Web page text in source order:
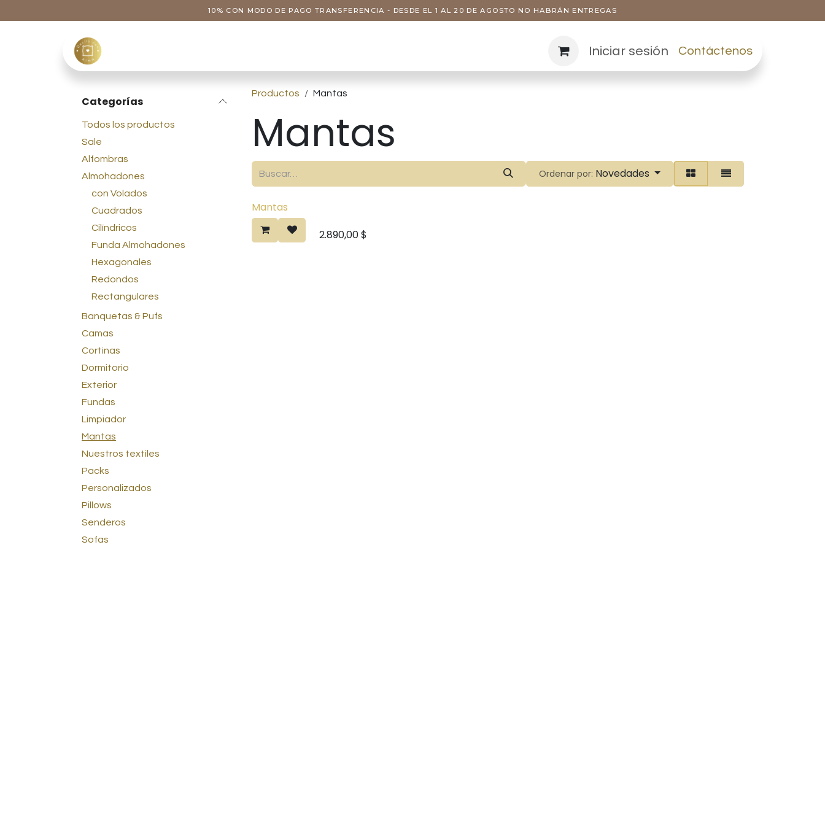
10% CON MODO DE PAGO TRANSFERENCIA - DESDE EL 1 AL 20 DE AGOSTO NO HABRÁN ENTREGAS
Iniciar sesión Contáctenos
Categorías
Todos los productos
Sale
Alfombras
Almohadones
con Volados
Cuadrados
Cilíndricos
Funda Almohadones
Hexagonales
Redondos
Rectangulares
Banquetas & Pufs
Camas
Cortinas
Dormitorio
Exterior
Fundas
Limpiador
Mantas
Nuestros textiles
Packs
Personalizados
Pillows
Senderos
Sofas
Productos Mantas
Mantas
Ordenar por: Novedades
Mantas
2.890,00$